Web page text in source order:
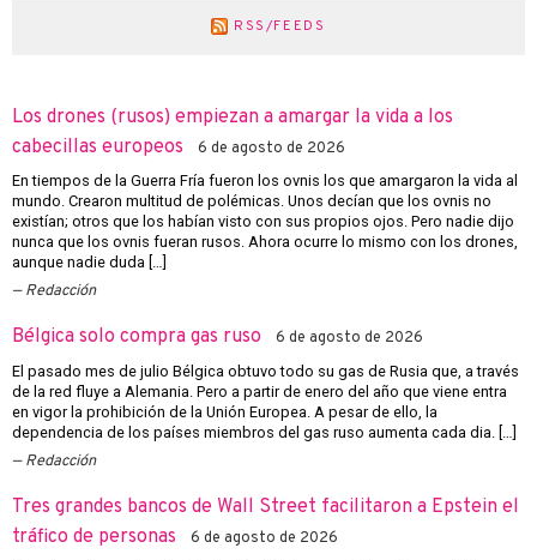
RSS/FEEDS
Los drones (rusos) empiezan a amargar la vida a los
cabecillas europeos
6 de agosto de 2026
En tiempos de la Guerra Fría fueron los ovnis los que amargaron la vida al
mundo. Crearon multitud de polémicas. Unos decían que los ovnis no
existían; otros que los habían visto con sus propios ojos. Pero nadie dijo
nunca que los ovnis fueran rusos. Ahora ocurre lo mismo con los drones,
aunque nadie duda […]
Redacción
Bélgica solo compra gas ruso 6 de agosto de 2026
El pasado mes de julio Bélgica obtuvo todo su gas de Rusia que, a través
de la red fluye a Alemania. Pero a partir de enero del año que viene entra
en vigor la prohibición de la Unión Europea. A pesar de ello, la
dependencia de los países miembros del gas ruso aumenta cada dia. […]
Redacción
Tres grandes bancos de Wall Street facilitaron a Epstein el
tráfico de personas
6 de agosto de 2026